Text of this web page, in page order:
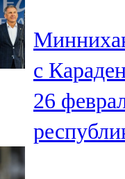
Нурлат
104,7 FM
Олы
71,42 FM
с
26